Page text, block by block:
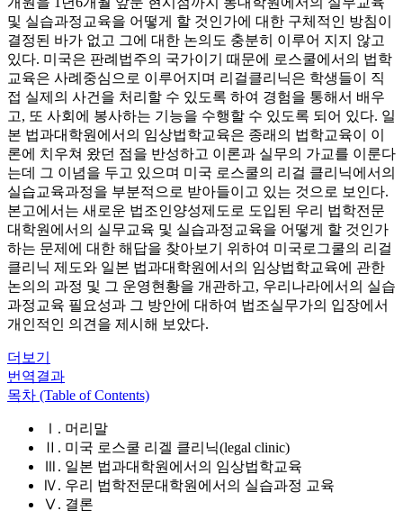
및 실습과정교육을 어떻게 할 것인가에 대한 구체적인 방침이
결정된 바가 없고 그에 대한 논의도 충분히 이루어 지지 않고
있다. 미국은 판례법주의 국가이기 때문에 로스쿨에서의 법학
교육은 사례중심으로 이루어지며 리걸클리닉은 학생들이 직
접 실제의 사건을 처리할 수 있도록 하여 경험을 통해서 배우
고, 또 사회에 봉사하는 기능을 수행할 수 있도록 되어 있다. 일
본 법과대학원에서의 임상법학교육은 종래의 법학교육이 이
론에 치우쳐 왔던 점을 반성하고 이론과 실무의 가교를 이룬다
는데 그 이념을 두고 있으며 미국 로스쿨의 리걸 클리닉에서의
실습교육과정을 부분적으로 받아들이고 있는 것으로 보인다.
본고에서는 새로운 법조인양성제도로 도입된 우리 법학전문
대학원에서의 실무교육 및 실습과정교육을 어떻게 할 것인가
하는 문제에 대한 해답을 찾아보기 위하여 미국로그쿨의 리걸
클리닉 제도와 일본 법과대학원에서의 임상법학교육에 관한
논의의 과정 및 그 운영현황을 개관하고, 우리나라에서의 실습
과정교육 필요성과 그 방안에 대하여 법조실무가의 입장에서
개인적인 의견을 제시해 보았다.
더보기
번역결과
목차 (Table of Contents)
Ⅰ. 머리말
Ⅱ. 미국 로스쿨 리겔 클리닉(legal clinic)
Ⅲ. 일본 법과대학원에서의 임상법학교육
Ⅳ. 우리 법학전문대학원에서의 실습과정 교육
Ⅴ. 결론